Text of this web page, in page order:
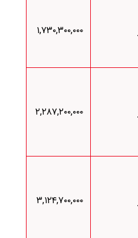
۱,۷۳۰,۳۰۰,۰۰۰
۲,۲۸۷,۲۰۰,۰۰۰
۳,۱۲۴,۷۰۰,۰۰۰